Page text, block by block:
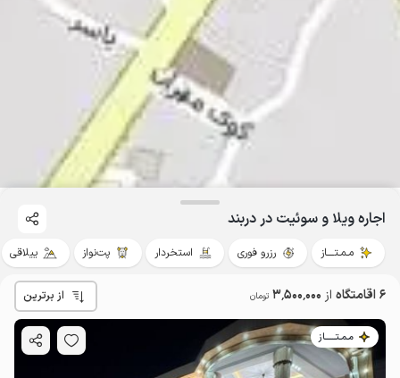
اجاره ویلا و سوئیت در دربند
مـمـتــــاز رزرو فوری استخردار پت‌نواز ییلاقی
6 اقامتگاه از 3٬500٬000 تومان از برترین
مـمـتــــــاز